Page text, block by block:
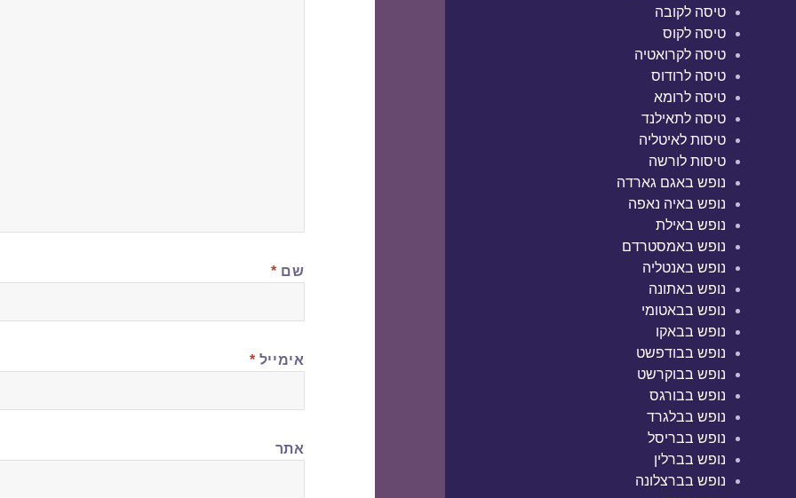
טיסה לקובה
טיסה לקוס
טיסה לקרואטיה
טיסה לרודוס
טיסה לרומא
טיסה לתאילנד
טיסות לאיטליה
טיסות לורשה
נופש באגם גארדה
נופש באיה נאפה
נופש באילת
נופש באמסטרדם
נופש באנטליה
נופש באתונה
נופש בבאטומי
נופש בבאקו
נופש בבודפשט
נופש בבוקרשט
נופש בבורגס
נופש בבלגרד
נופש בבריסל
נופש בברלין
נופש בברצלונה
שם *
אימייל *
אתר